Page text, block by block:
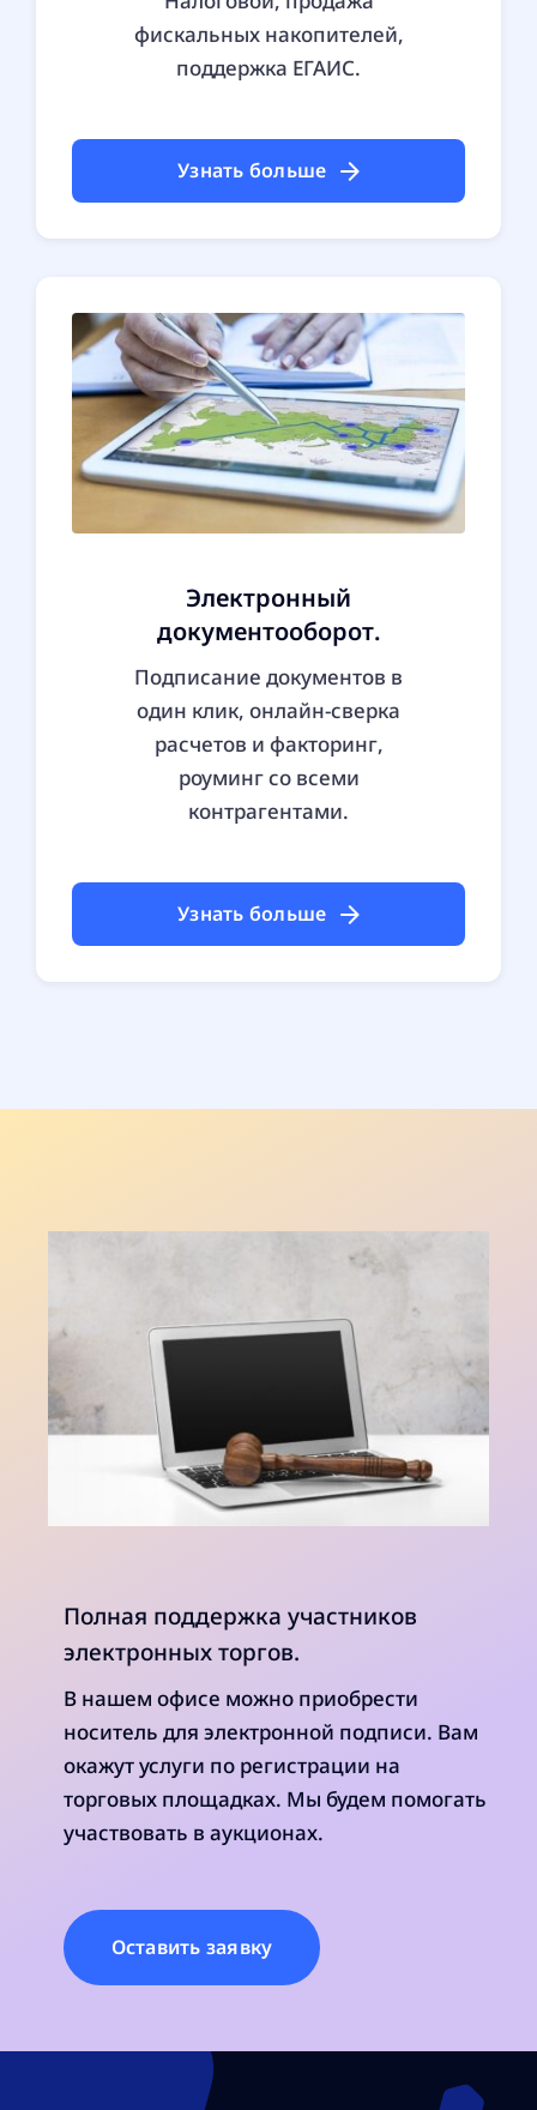
фискальных накопителей,
поддержка ЕГАИС.
Узнать больше
Электронный
документооборот.
Подписание документов в
один клик, онлайн-сверка
расчетов и факторинг,
роуминг со всеми
контрагентами.
Узнать больше
Полная поддержка участников
электронных торгов.
В нашем офисе можно приобрести
носитель для электронной подписи. Вам
окажут услуги по регистрации на
торговых площадках. Мы будем помогать
участвовать в аукционах.
Оставить заявку